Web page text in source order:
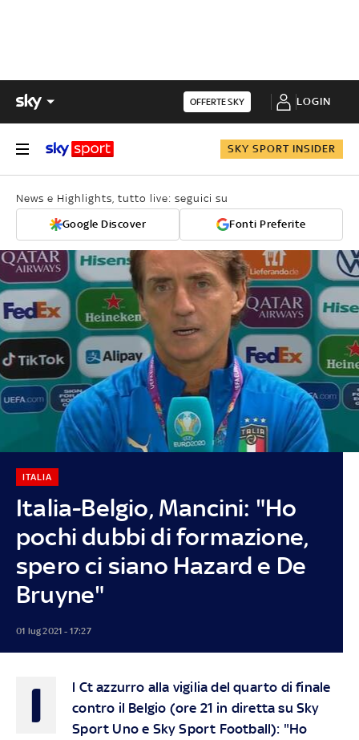
OFFERTE SKY LOGIN
SKY SPORT INSIDER
News e Highlights, tutto live: seguici su
Google Discover Fonti Preferite
Italia-Belgio, Mancini: "Ho
pochi dubbi di formazione,
spero ci siano Hazard e De
Bruyne"
ITALIA
01 lug 2021 - 17:27
I
l Ct azzurro alla vigilia del quarto di finale
contro il Belgio (ore 21 in diretta su Sky
Sport Uno e Sky Sport Football): "Ho